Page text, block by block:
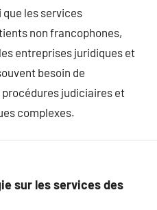
les services
non francophones,
entreprises juridiques et
besoin de
judiciaires et
complexes.
sur les services des